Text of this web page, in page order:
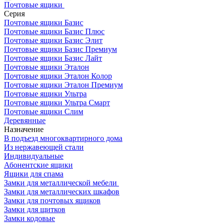
Почтовые ящики
Серия
Почтовые ящики Базис
Почтовые ящики Базис Плюс
Почтовые ящики Базис Элит
Почтовые ящики Базис Премиум
Почтовые ящики Базис Лайт
Почтовые ящики Эталон
Почтовые ящики Эталон Колор
Почтовые ящики Эталон Премиум
Почтовые ящики Ультра
Почтовые ящики Ультра Смарт
Почтовые ящики Слим
Деревянные
Назначение
В подъезд многоквартирного дома
Из нержавеющей стали
Индивидуальные
Абонентские ящики
Ящики для спама
Замки для металлической мебели
Замки для металлических шкафов
Замки для почтовых ящиков
Замки для щитков
Замки кодовые